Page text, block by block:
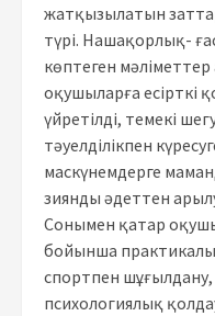
жатқызылатын
түрі. Нашақорлық-
көптеген
оқушыларға есірткі
үйретілді, темекі
тәуелділікпен
маскүнемдерге
зиянды әдеттен
Сонымен қатар
бойынша
спортпен
психологиялық